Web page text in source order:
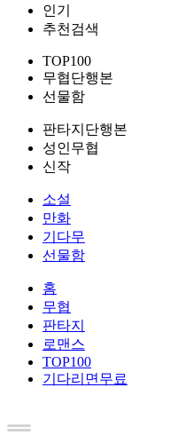
인기
추천검색
TOP100
무협단행본
선물함
판타지단행본
성인무협
신작
소설
만화
기다무
선물함
홈
무협
판타지
로맨스
TOP100
기다리면무료